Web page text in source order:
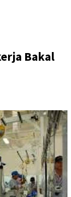
Bakal